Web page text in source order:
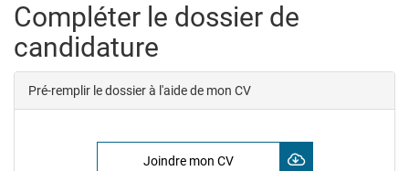
Compléter le dossier de
candidature
Pré-remplir le dossier à l'aide de mon CV
Joindre mon CV